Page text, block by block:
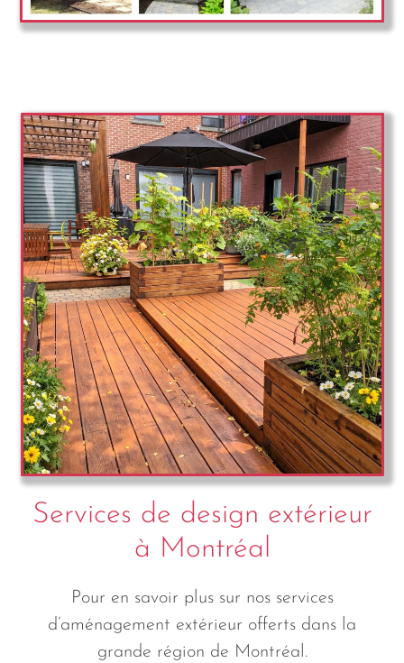
Services de design extérieur
à Montréal
Pour en savoir plus sur nos services
d’aménagement extérieur offerts dans la
grande région de Montréal.